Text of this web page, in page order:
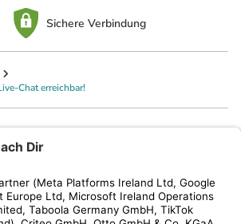
Sichere Verbindung
Chat erreichbar!